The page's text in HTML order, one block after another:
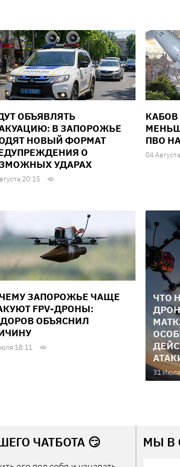
ОБЪЯВЛЯТЬ
В ЗАПОРОЖЬЕ
НОВЫЙ ФОРМАТ
О
УДАРАХ
20:15
ПВО
04
ЗАПОРОЖЬЕ ЧАЩЕ
FPV-ДРОНЫ:
ОБЪЯСНИЛ
18:11
ЧТО
31
ЧАТБОТА 😏 МЫ В